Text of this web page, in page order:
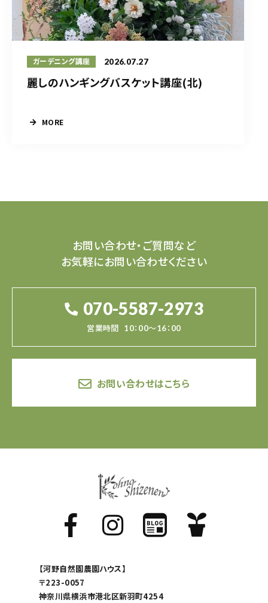
ガーデニング講座 2026.07.27
麗しのハンギングバスケット講座(北)
MORE
お問い合わせ・ご質問など
お気軽にお問い合わせください
070-5587-2973
営業時間 10：00～16：00
お問い合わせはこちら
【河野自然園農園ハウス】
〒223-0057
神奈川県横浜市港北区新羽町4254